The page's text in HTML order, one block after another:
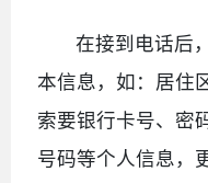
在接到电话后
本信息，如：居住
索要银行卡号、密
号码等个人信息，